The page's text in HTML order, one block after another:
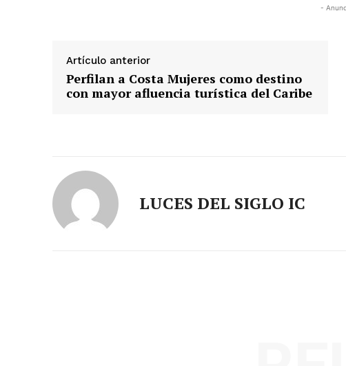
-
Artículo anterior
Perfilan a Costa Mujeres como destino
con mayor afluencia turística del Caribe
LUCES DEL SIGLO IC